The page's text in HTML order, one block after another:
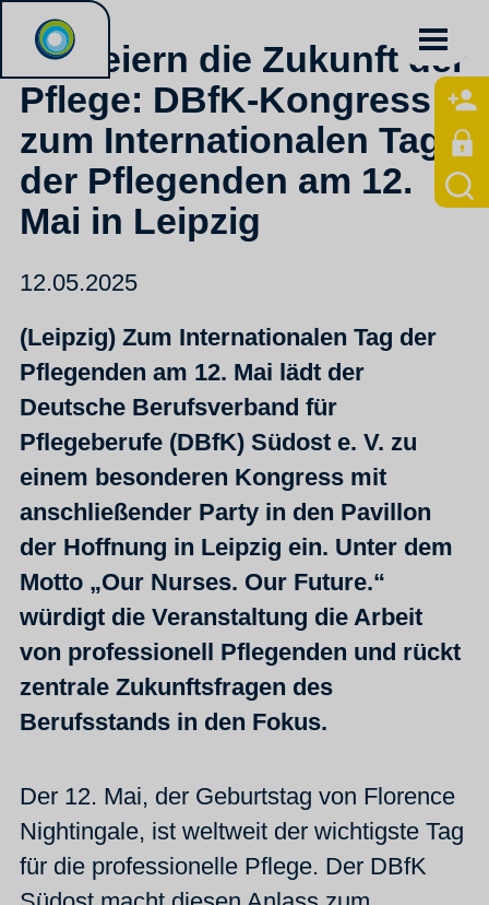
Wir feiern die Zukunft der
Pflege: DBfK-Kongress
zum Internationalen Tag
der Pflegenden am 12.
Mai in Leipzig
12.05.2025
(Leipzig) Zum Internationalen Tag der
Pflegenden am 12. Mai lädt der
Deutsche Berufsverband für
Pflegeberufe (DBfK) Südost e. V. zu
einem besonderen Kongress mit
anschließender Party in den Pavillon
der Hoffnung in Leipzig ein. Unter dem
Motto „Our Nurses. Our Future.“
würdigt die Veranstaltung die Arbeit
von professionell Pflegenden und rückt
zentrale Zukunftsfragen des
Berufsstands in den Fokus.
Der 12. Mai, der Geburtstag von Florence
Nightingale, ist weltweit der wichtigste Tag
für die professionelle Pflege. Der DBfK